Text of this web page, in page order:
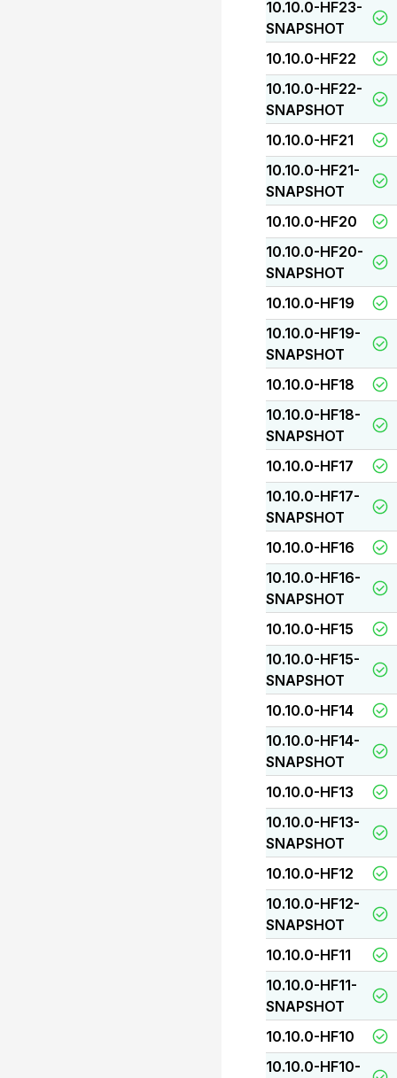
10.10.0-HF23-
SNAPSHOT
10.10.0-HF22
10.10.0-HF22-
SNAPSHOT
10.10.0-HF21
10.10.0-HF21-
SNAPSHOT
10.10.0-HF20
10.10.0-HF20-
SNAPSHOT
10.10.0-HF19
10.10.0-HF19-
SNAPSHOT
10.10.0-HF18
10.10.0-HF18-
SNAPSHOT
10.10.0-HF17
10.10.0-HF17-
SNAPSHOT
10.10.0-HF16
10.10.0-HF16-
SNAPSHOT
10.10.0-HF15
10.10.0-HF15-
SNAPSHOT
10.10.0-HF14
10.10.0-HF14-
SNAPSHOT
10.10.0-HF13
10.10.0-HF13-
SNAPSHOT
10.10.0-HF12
10.10.0-HF12-
SNAPSHOT
10.10.0-HF11
10.10.0-HF11-
SNAPSHOT
10.10.0-HF10
10.10.0-HF10-